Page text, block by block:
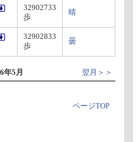
32902733
歩
晴
32902833
歩
曇
年5月 翌月＞＞
ページTOP